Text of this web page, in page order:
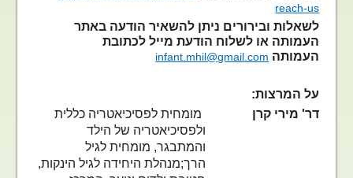
reach-us
לשאלות ובירורים ניתן להשאיר הודעה באתר
העמותה או לשלוח הודעת מייל לכתובת
העמותה infant.mhil@gmail.com
על המרצות:
דר' מירי קרן מומחית לפסיכיאטריה כללית
ולפסיכיאטריה של הילד
והמתבגר, מומחית לגיל
הרך;מנהלת היחידה לגיל הינקות,